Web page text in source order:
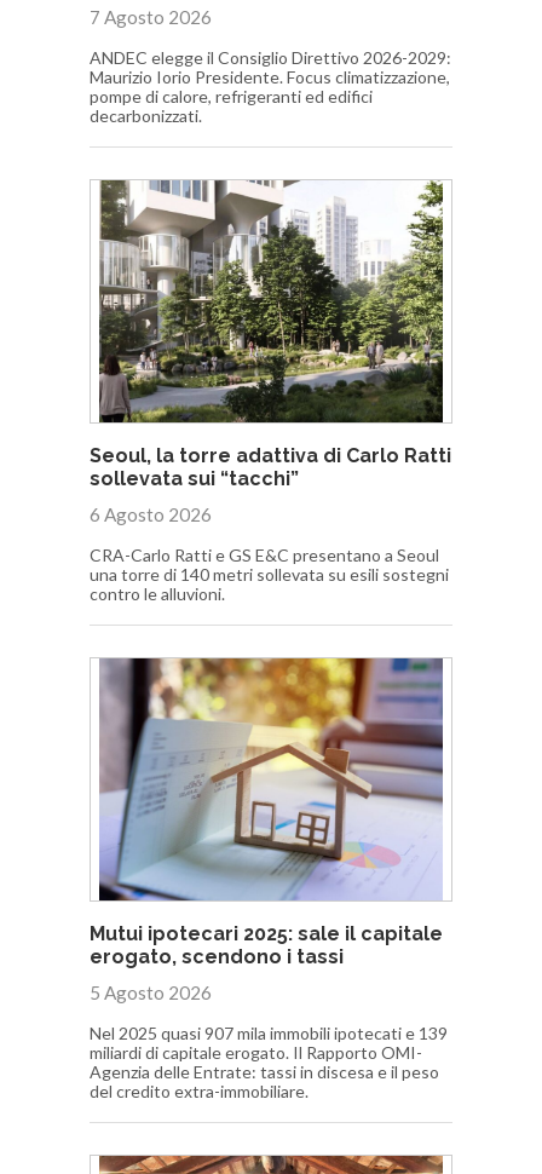
7 Agosto 2026
ANDEC elegge il Consiglio Direttivo 2026-2029:
Maurizio Iorio Presidente. Focus climatizzazione,
pompe di calore, refrigeranti ed edifici
decarbonizzati.
Seoul, la torre adattiva di Carlo Ratti
sollevata sui “tacchi”
6 Agosto 2026
CRA-Carlo Ratti e GS E&C presentano a Seoul
una torre di 140 metri sollevata su esili sostegni
contro le alluvioni.
Mutui ipotecari 2025: sale il capitale
erogato, scendono i tassi
5 Agosto 2026
Nel 2025 quasi 907 mila immobili ipotecati e 139
miliardi di capitale erogato. Il Rapporto OMI-
Agenzia delle Entrate: tassi in discesa e il peso
del credito extra-immobiliare.